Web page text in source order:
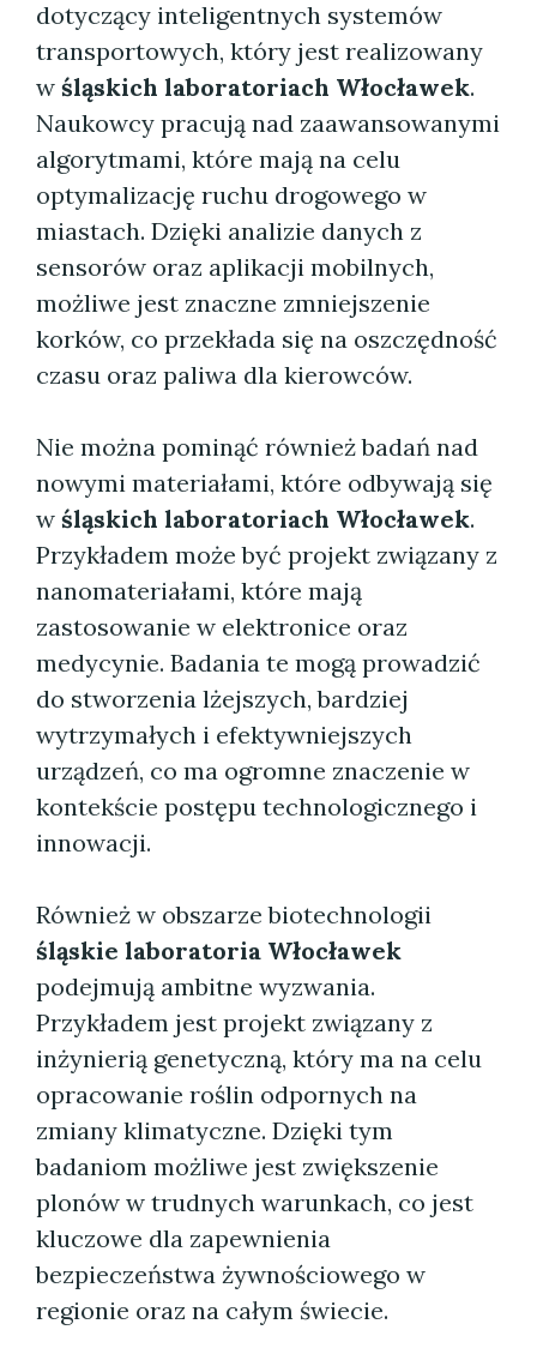
dotyczący inteligentnych systemów
transportowych, który jest realizowany
w śląskich laboratoriach Włocławek.
Naukowcy pracują nad zaawansowanymi
algorytmami, które mają na celu
optymalizację ruchu drogowego w
miastach. Dzięki analizie danych z
sensorów oraz aplikacji mobilnych,
możliwe jest znaczne zmniejszenie
korków, co przekłada się na oszczędność
czasu oraz paliwa dla kierowców.
Nie można pominąć również badań nad
nowymi materiałami, które odbywają się
w śląskich laboratoriach Włocławek.
Przykładem może być projekt związany z
nanomateriałami, które mają
zastosowanie w elektronice oraz
medycynie. Badania te mogą prowadzić
do stworzenia lżejszych, bardziej
wytrzymałych i efektywniejszych
urządzeń, co ma ogromne znaczenie w
kontekście postępu technologicznego i
innowacji.
Również w obszarze biotechnologii
śląskie laboratoria Włocławek
podejmują ambitne wyzwania.
Przykładem jest projekt związany z
inżynierią genetyczną, który ma na celu
opracowanie roślin odpornych na
zmiany klimatyczne. Dzięki tym
badaniom możliwe jest zwiększenie
plonów w trudnych warunkach, co jest
kluczowe dla zapewnienia
bezpieczeństwa żywnościowego w
regionie oraz na całym świecie.